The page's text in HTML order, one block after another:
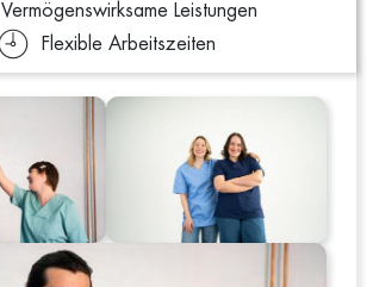
Vermögenswirksame Leistungen
Flexible Arbeitszeiten